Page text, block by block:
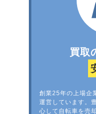
買取
創業25年の上場企
運営しています。
心して自転車を売